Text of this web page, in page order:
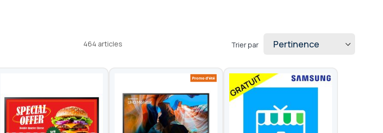
464 articles Trier par